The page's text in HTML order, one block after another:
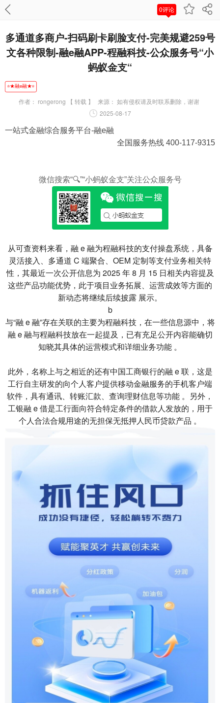
0评论
多通道多商户-扫码刷卡刷脸支付-完美规避259号
文各种限制-融e融APP-程融科技-公众服务号“小
蚂蚁金支“
⭐★融e融★⭐
作者： rongerong 【 转载 】 来源： 如有侵权请及时联系删除，谢谢
2025-08-17
一站式金融综合服务平台-融e融
全国服务热线 400-117-9315
微信搜索“🔍”“小蚂蚁金支”关注公众服务号
从可查资料来看，融 e 融为程融科技的支付操盘系统，具备
灵活接入、多通道 C 端聚合、OEM 定制等支付业务相关特
性，其最近一次公开信息为 2025 年 8 月 15 日相关内容提及
这些产品功能优势，此于项目业务拓展、运营成效等方面的
新动态将继续后续披露 展示。
b
与“融 e 融”存在关联的主要为程融科技，在一些信息源中，将
融 e 融与程融科技放在一起提及，已有充足公开内容能确切
知晓其具体的运营模式和详细业务功能 。
此外，名称上与之相近的还有中国工商银行的融 e 联，这是
工行自主研发的向个人客户提供移动金融服务的手机客户端
软件，具有通讯、转账汇款、查询理财信息等功能 。另外，
工银融 e 借是工行面向符合特定条件的借款人发放的，用于
个人合法合规用途的无担保无抵押人民币贷款产品 。